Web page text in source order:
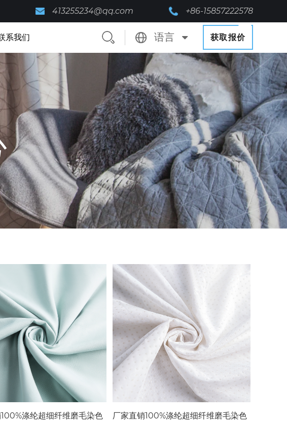
413255234@qq.com +86-15857222578
系我们 语言 获取报价
涤纶超细纤维磨毛染色
厂家直销100%涤纶超细纤维磨毛染色